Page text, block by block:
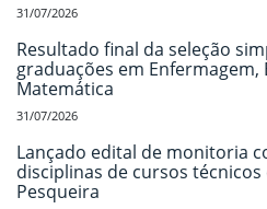
31/07/2026
Resultado final da seleção
graduações em Enfermagem,
Matemática
31/07/2026
Lançado edital de monitoria
disciplinas de cursos técnicos
Pesqueira